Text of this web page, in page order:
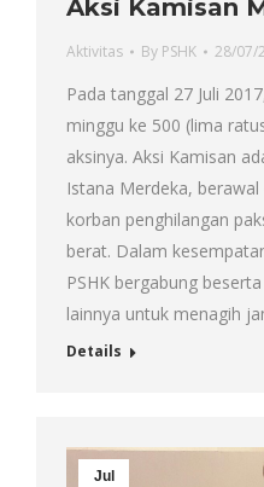
Aksi Kamisan
Aktivitas By PSHK 28/07/
Pada tanggal 27 Juli
minggu ke 500 (lima
aksinya. Aksi Kamisan
Istana Merdeka,
korban penghilangan
berat. Dalam
PSHK bergabung
lainnya untuk menagih
Details
Jul